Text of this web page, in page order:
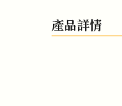
產品詳情